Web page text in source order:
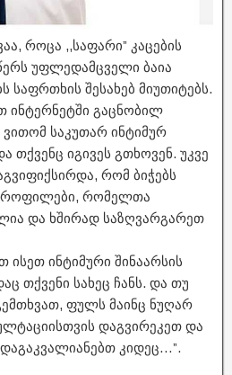
როცა ,,საფარი” კაცების
უფლედამცველი ბაია
საფრთხის შესახებ მიუთიტებს.
ინტერნეტში გაცნობილ
საკუთარ ინტიმურ
თქვენც იგივეს გთხოვენ. უკვე
რომ ბიჭებს
რომელთა
და ხშირად საზღვარგარეთ
ისეთ ინტიმური შინაარსის
თქვენი სახეც ჩანს. და თუ
ფულს მაინც ნუღარ
დაგვირეკეთ და
კიდეც…”.